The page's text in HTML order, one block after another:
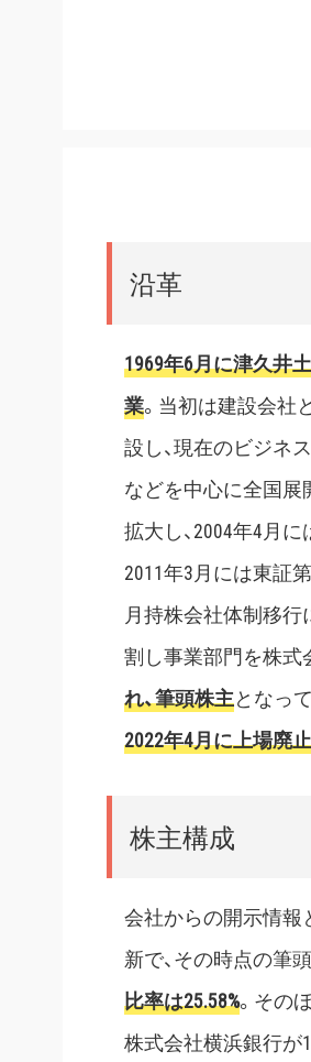
沿革
1969年6月に津久井
業。当初は建設会社
設し、現在のビジネ
などを中心に全国展
拡大し、2004年4月
2011年3月には東証第
月持株会社体制移
割し事業部門を株式
れ、筆頭株主となっ
2022年4月に上場廃止
株主構成
会社からの開示情報
新で、その時点の筆
比率は25.58%。その
株式会社横浜銀行が